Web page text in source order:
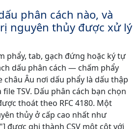
phân cách nào, và
nguyên thủy được xử lý
phẩy, tab, gạch đứng hoặc ký tự
dấu phân cách — chấm phẩy
châu Âu nơi dấu phẩy là dấu thập
TSV. Dấu phân cách bạn chọn
thoát theo RFC 4180. Một
thủy ở cấp cao nhất như
được ghi thành CSV một cột với